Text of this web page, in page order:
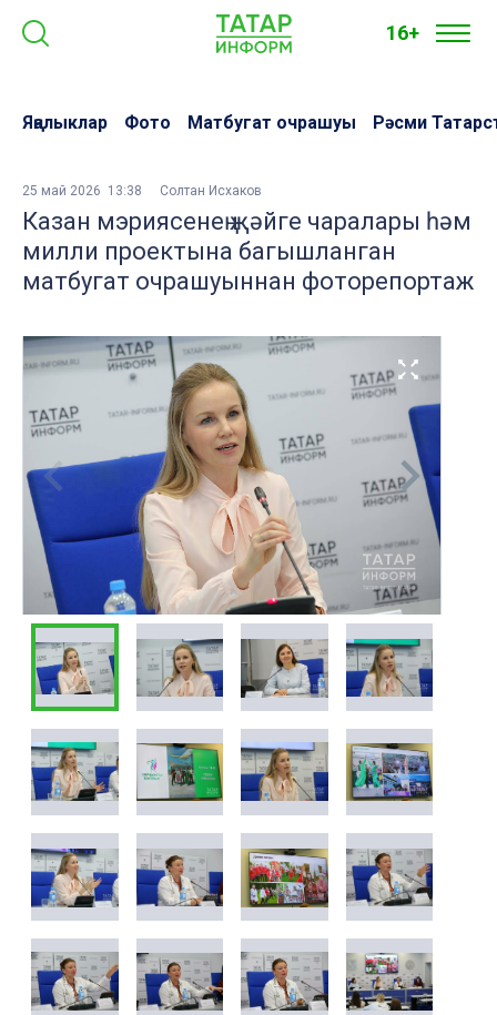
16+
Яңалыклар Фото Матбугат очрашуы Рәсми
25 май 2026 13:38 Солтан Исхаков
Казан мэриясенең җәйге чаралары һәм
милли проектына багышланган
матбугат очрашуыннан фоторепортаж